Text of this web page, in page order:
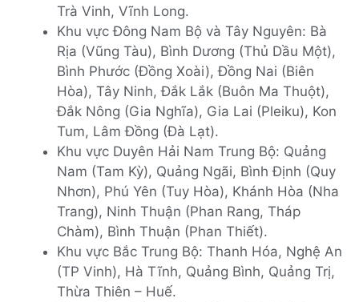
Trà Vinh, Vĩnh Long.
Khu vực Đông Nam Bộ và Tây Nguyên: Bà
Rịa (Vũng Tàu), Bình Dương (Thủ Dầu Một),
Bình Phước (Đồng Xoài), Đồng Nai (Biên
Hòa), Tây Ninh, Đắk Lắk (Buôn Ma Thuột),
Đắk Nông (Gia Nghĩa), Gia Lai (Pleiku), Kon
Tum, Lâm Đồng (Đà Lạt).
Khu vực Duyên Hải Nam Trung Bộ: Quảng
Nam (Tam Kỳ), Quảng Ngãi, Bình Định (Quy
Nhơn), Phú Yên (Tuy Hòa), Khánh Hòa (Nha
Trang), Ninh Thuận (Phan Rang, Tháp
Chàm), Bình Thuận (Phan Thiết).
Khu vực Bắc Trung Bộ: Thanh Hóa, Nghệ An
(TP Vinh), Hà Tĩnh, Quảng Bình, Quảng Trị,
Thừa Thiên – Huế.